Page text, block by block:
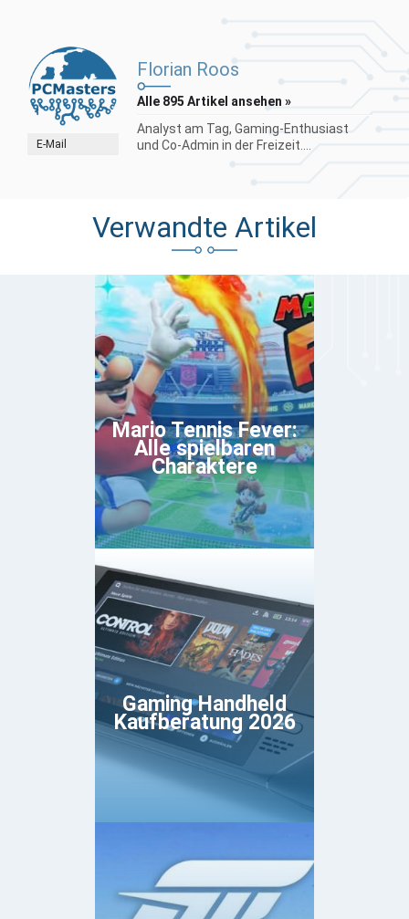
E-Mail
Florian Roos
Alle 895 Artikel ansehen »
Analyst am Tag, Gaming-Enthusiast
und Co-Admin in der Freizeit....
Verwandte Artikel
Mario Tennis Fever:
Alle spielbaren
Charaktere
Gaming Handheld
Kaufberatung 2026